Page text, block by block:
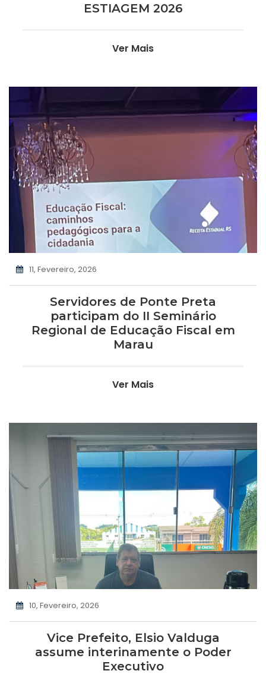
ESTIAGEM 2026
Ver Mais
11, Fevereiro, 2026
Servidores de Ponte Preta
participam do II Seminário
Regional de Educação Fiscal em
Marau
Ver Mais
10, Fevereiro, 2026
Vice Prefeito, Elsio Valduga
assume interinamente o Poder
Executivo